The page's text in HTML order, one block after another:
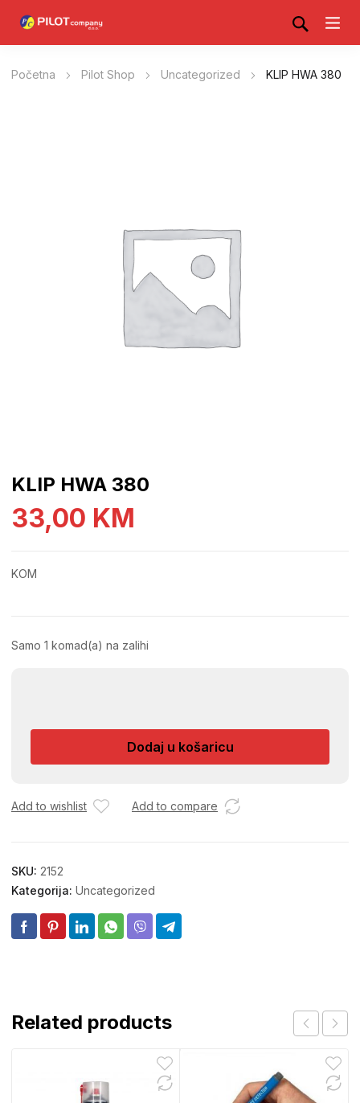
Početna Pilot Shop Uncategorized KLIP HWA 380
KLIP HWA 380
33,00 KM
KOM
Samo 1 komad(a) na zalihi
380
Dodaj u košaricu
Add to wishlist Add to compare
SKU: 2152
Kategorija: Uncategorized
Related products